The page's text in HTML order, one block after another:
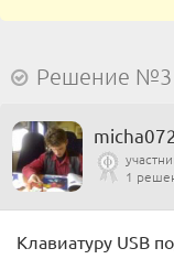
Решение №3
micha072
1
Клавиатуру USB